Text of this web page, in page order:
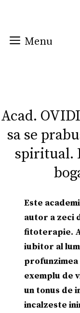
conținutMenu
Acad.
sa se
spiritual.
Este
autor a zeci
fitoterapie.
iubitor al
profunzimea
exemplu de
un tonus de
incalzeste